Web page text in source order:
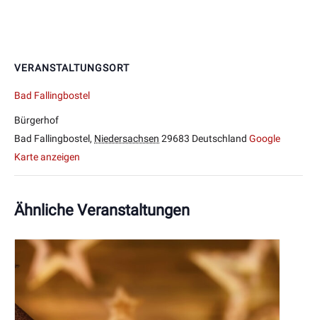
VERANSTALTUNGSORT
Bad Fallingbostel
Bürgerhof
Bad Fallingbostel, Niedersachsen 29683 Deutschland Google
Karte anzeigen
Ähnliche Veranstaltungen